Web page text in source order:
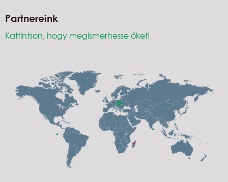
Partnereink
Kattintson, hogy megismerhesse őket!